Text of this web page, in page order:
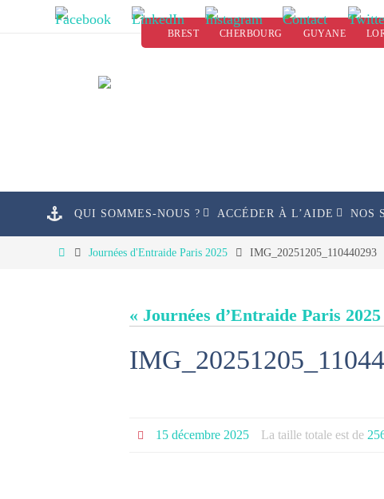
BREST CHERBOURG GUYANE
QUI SOMMES-NOUS ? ACCÉDER À L’AIDE NOS
HomeJournées d'Entraide Paris 2025 IMG_20251205_110440293
« Journées d’Entraide Paris 2025
15 décembre 2025 La taille totale est de